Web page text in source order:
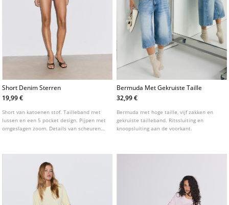
Short Denim Sterren
19,99 €
Short van katoenen stof. Tailleband met
lussen en een 5 pocket design. Pijpen met
omgeslagen zoom. Details van scheuren
voorkant.
Bermuda Met Gekruiste Taille
32,99 €
Bermuda met hoge taille, vijf zakken en
gekruiste tailleband. Ritssluiting en
knoopsluiting aan de voorkant.